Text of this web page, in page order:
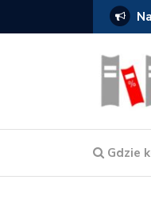
Gdzie